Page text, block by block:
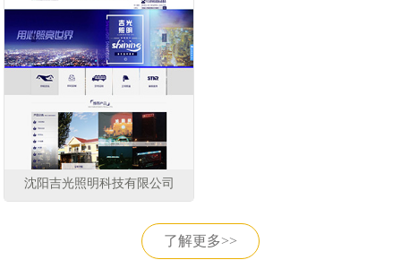
沈阳吉光照明科技有限公司
了解更多>>